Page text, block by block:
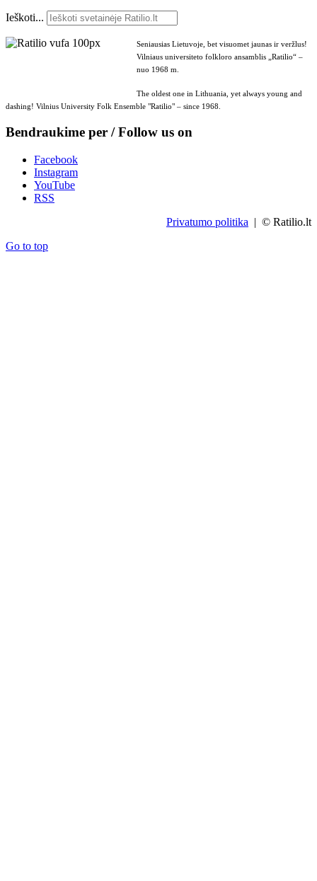
Ieškoti...
Seniausias Lietuvoje, bet visuomet jaunas ir veržlus!
Vilniaus universiteto folkloro ansamblis „Ratilio“ –
nuo 1968 m.
The oldest one in Lithuania, yet always young and
dashing! Vilnius University Folk Ensemble "Ratilio" – since 1968.
Bendraukime per / Follow us on
Facebook
Instagram
YouTube
RSS
Privatumo politika | © Ratilio.lt
Go to top